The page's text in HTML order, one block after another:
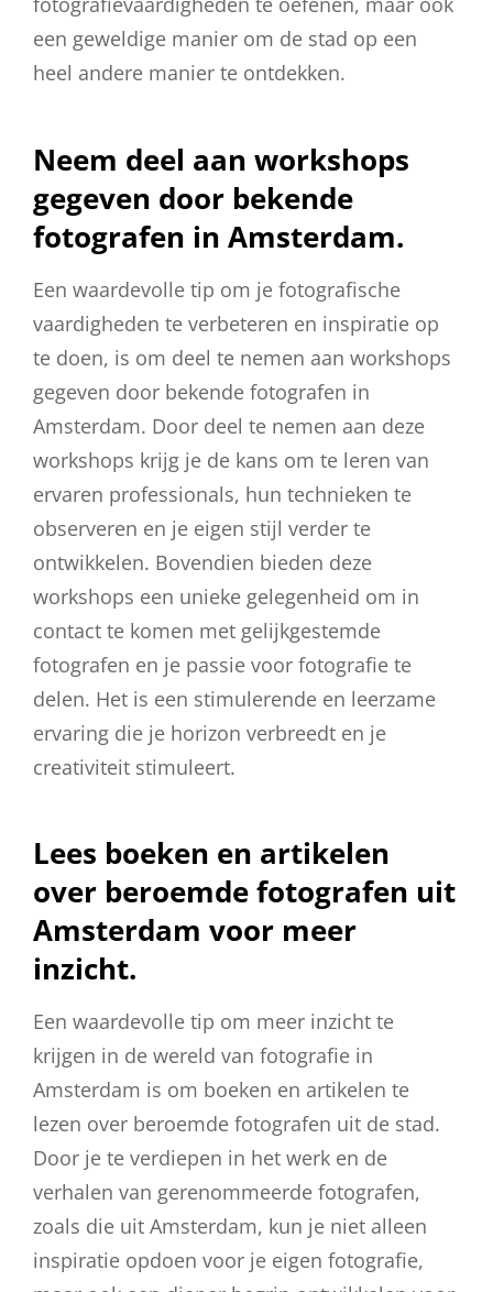
een geweldige manier om de stad op een
heel andere manier te ontdekken.
Neem deel aan workshops
gegeven door bekende
fotografen in Amsterdam.
Een waardevolle tip om je fotografische
vaardigheden te verbeteren en inspiratie op
te doen, is om deel te nemen aan workshops
gegeven door bekende fotografen in
Amsterdam. Door deel te nemen aan deze
workshops krijg je de kans om te leren van
ervaren professionals, hun technieken te
observeren en je eigen stijl verder te
ontwikkelen. Bovendien bieden deze
workshops een unieke gelegenheid om in
contact te komen met gelijkgestemde
fotografen en je passie voor fotografie te
delen. Het is een stimulerende en leerzame
ervaring die je horizon verbreedt en je
creativiteit stimuleert.
Lees boeken en artikelen
over beroemde fotografen uit
Amsterdam voor meer
inzicht.
Een waardevolle tip om meer inzicht te
krijgen in de wereld van fotografie in
Amsterdam is om boeken en artikelen te
lezen over beroemde fotografen uit de stad.
Door je te verdiepen in het werk en de
verhalen van gerenommeerde fotografen,
zoals die uit Amsterdam, kun je niet alleen
inspiratie opdoen voor je eigen fotografie,